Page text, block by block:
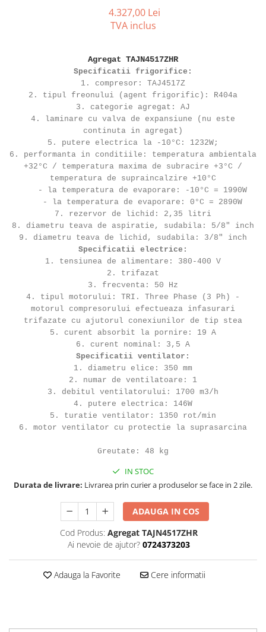
Ventilatoare EbmPapst
Ventilatoare WEIGUANG
Ventilatoare turbina
VENTILATOARE AXIALE
Compresoare Cubigel R134a
Compresoare Cubigel R404a
4.327,00 Lei
TVA inclus
Agregat TAJN4517ZHR
Specificatii frigorifice:
1. compresor: TAJ4517Z
2. tipul freonului (agent frigorific): R404a
3. categorie agregat: AJ
4. laminare cu valva de expansiune (nu este
continuta in agregat)
5. putere electrica la -10°C: 1232W;
6. performanta in conditiile: temperatura ambientala
+32°C / temperatura maxima de subracire +3°C /
temperatura de supraincalzire +10°C
- la temperatura de evaporare: -10°C = 1990W
- la temperatura de evaporare: 0°C = 2890W
7. rezervor de lichid: 2,35 litri
8. diametru teava de aspiratie, sudabila: 5/8" inch
9. diametru teava de lichid, sudabila: 3/8" inch
Specificatii electrice:
1. tensiunea de alimentare: 380-400 V
2. trifazat
3. frecventa: 50 Hz
4. tipul motorului: TRI. Three Phase (3 Ph) -
motorul compresorului efectueaza infasurari
trifazate cu ajutorul conexiunilor de tip stea
5. curent absorbit la pornire: 19 A
6. curent nominal: 3,5 A
Specificatii ventilator:
1. diametru elice: 350 mm
2. numar de ventilatoare: 1
3. debitul ventilatorului: 1700 m3/h
4. putere electrica: 146W
5. turatie ventilator: 1350 rot/min
6. motor ventilator cu protectie la suprasarcina
Greutate: 48 kg
IN STOC
Durata de livrare: Livrarea prin curier a produselor se face in 2 zile.
ADAUGA IN COS
Cod Produs: Agregat TAJN4517ZHR
Ai nevoie de ajutor? 0724373203
Adauga la Favorite Cere informatii